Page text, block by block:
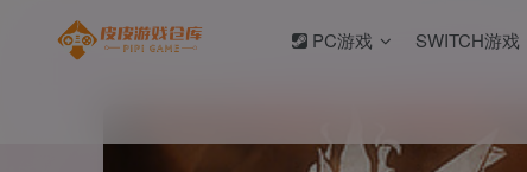
PC游戏 SWITCH游戏